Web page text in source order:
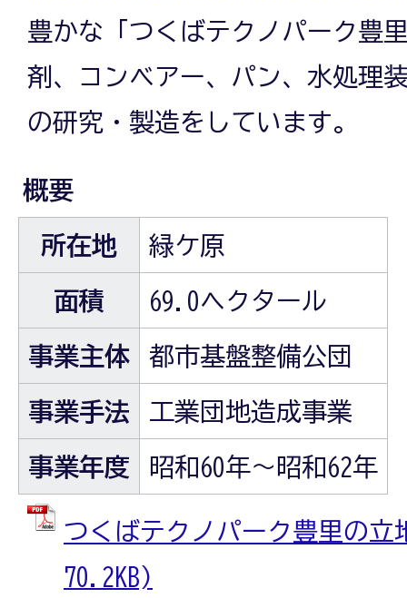
豊かな「つくばテクノパーク豊
剤、コンベアー、パン、水処理
の研究・製造をしています。
概要
所在地 緑ケ原
面積 69.0ヘクタール
事業主体 都市基盤整備公団
事業手法 工業団地造成事業
事業年度 昭和60年～昭和62年
つくばテクノパーク豊里の立
70.2KB)